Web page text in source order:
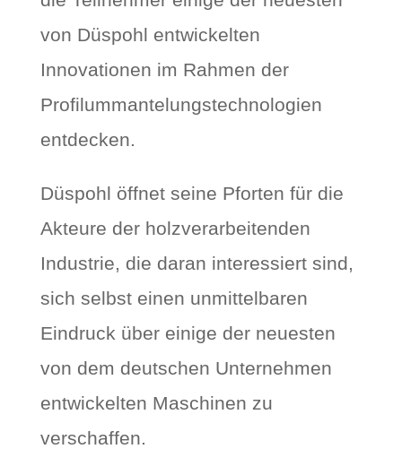
von Düspohl entwickelten
Innovationen im Rahmen der
Profilummantelungstechnologien
entdecken.
Düspohl öffnet seine Pforten für die
Akteure der holzverarbeitenden
Industrie, die daran interessiert sind,
sich selbst einen unmittelbaren
Eindruck über einige der neuesten
von dem deutschen Unternehmen
entwickelten Maschinen zu
verschaffen.